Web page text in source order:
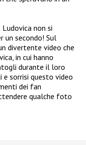
non si
un secondo! Sul
divertente video che
in cui hanno
durante il loro
e sorrisi questo video
dei fan
qualche foto